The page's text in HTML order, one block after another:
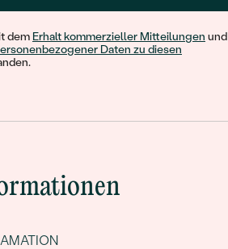
dem Erhalt kommerzieller Mitteilungen und
Daten zu diesen